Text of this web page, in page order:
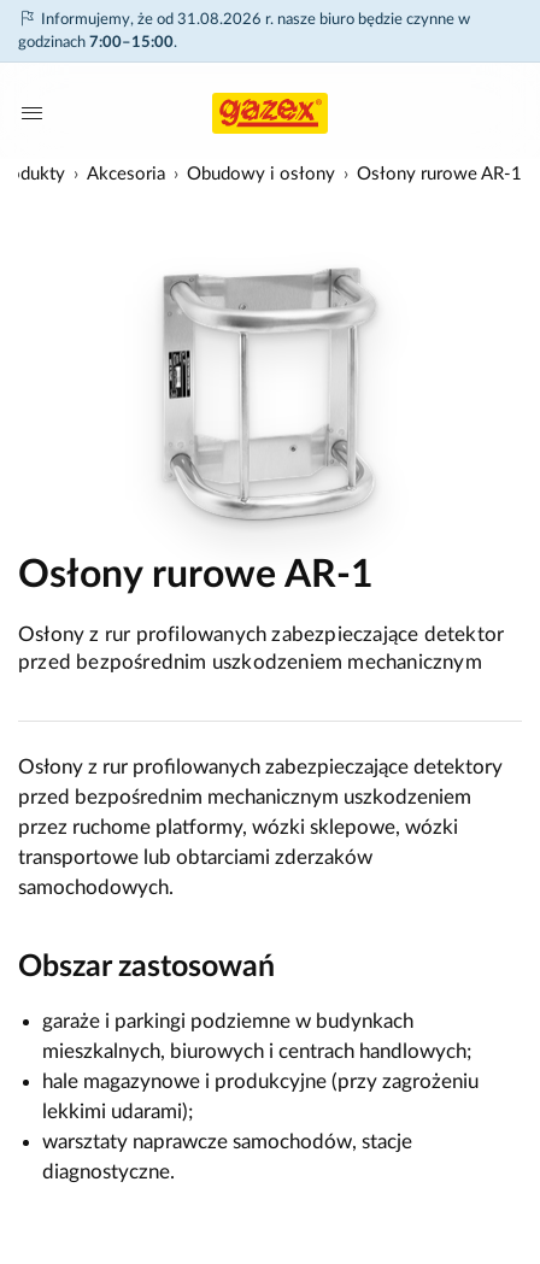
Informujemy, że od 31.08.2026 r. nasze biuro będzie czynne w
godzinach 7:00–15:00.
Akcesoria Obudowy i osłony Osłony rurowe AR-1
Osłony rurowe AR-1
Osłony z rur profilowanych zabezpieczające detektor
przed bezpośrednim uszkodzeniem mechanicznym
Osłony z rur profilowanych zabezpieczające detektory
przed bezpośrednim mechanicznym uszkodzeniem
przez ruchome platformy, wózki sklepowe, wózki
transportowe lub obtarciami zderzaków
samochodowych.
Obszar zastosowań
garaże i parkingi podziemne w budynkach
mieszkalnych, biurowych i centrach handlowych;
hale magazynowe i produkcyjne (przy zagrożeniu
lekkimi udarami);
warsztaty naprawcze samochodów, stacje
diagnostyczne.